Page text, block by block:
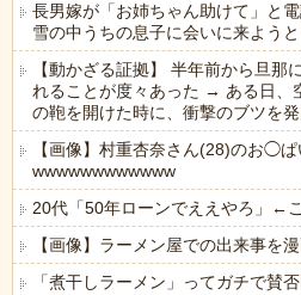
長男嫁が「お姉ちゃん助けて」と
雪の中うちの息子に会いに来よう
【動かざる証拠】 半年前から旦那
れることが度々あった → ある日、
の鞄を開けた時に、衝撃のブツを
【画像】村重杏奈さん(28)のお◯ぱ
wwwwwwwwwwww
20代「50年ローンでええやろ」←
【画像】ラーメン屋での出来事を
「煮干しラーメン」ってガチで賛